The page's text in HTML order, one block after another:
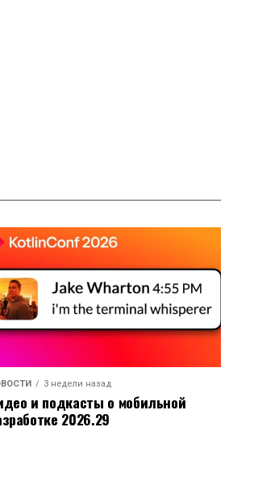
3 недели назад
и подкасты о мобильной
2026.29